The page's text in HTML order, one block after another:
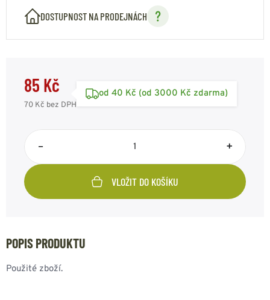
DOSTUPNOST NA PRODEJNÁCH
85 Kč
70 Kč bez DPH
od 40 Kč (od 3000 Kč zdarma)
– +
VLOŽIT DO KOŠÍKU
POPIS PRODUKTU
Použité zboží.